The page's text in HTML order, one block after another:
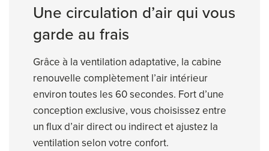
Une circulation d’air qui vous
garde au frais
Grâce à la ventilation adaptative, la cabine
renouvelle complètement l’air intérieur
environ toutes les 60 secondes. Fort d’une
conception exclusive, vous choisissez entre
un flux d’air direct ou indirect et ajustez la
ventilation selon votre confort.